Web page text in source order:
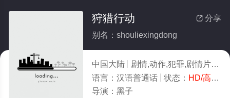
 分享
狩猎行动
别名：shouliexingdong
中国大陆 剧情,动作,犯罪,剧情片
语言： 汉语普通话 状态： HD/高清
导演： 黑子